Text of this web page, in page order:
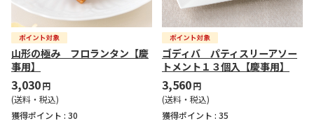
山形の極み フロランタン【慶
事用】
3,030円
(送料・税込)
獲得ポイント : 30
ゴディバ パティスリーアソー
トメント１３個入【慶事用】
3,560円
(送料・税込)
獲得ポイント : 35